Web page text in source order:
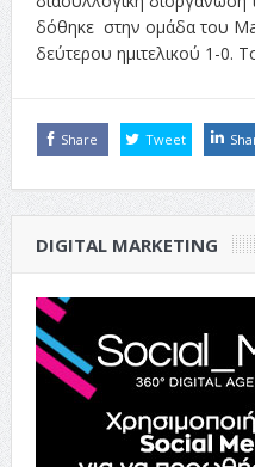
δόθηκε στην ομάδα του
δεύτερου ημιτελικού 1-0.
Share Tweet
DIGITAL MARKETING